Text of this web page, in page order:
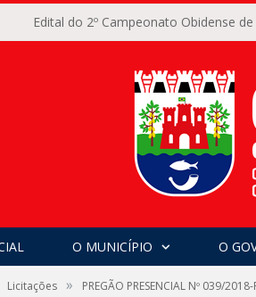
Edital do 2º Campeonato Obidense
O MUNICÍPIO O
Licitações » PREGÃO PRESENCIAL Nº 039/